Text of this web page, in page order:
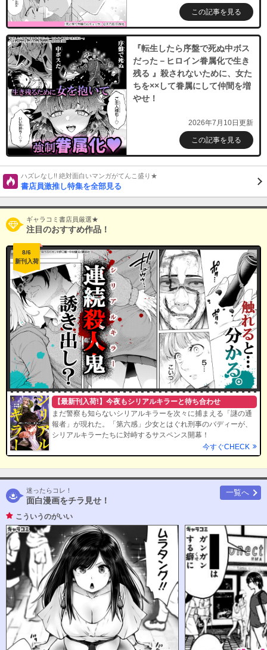
この記事を見る
『転生したら序盤で死ぬ中ボス
だった－ヒロイン眷属化で生き
残る 』殺されないために、女た
ちを××して眷属にして仲間を増
やせ！
2026年7月10日更新
この記事を見る
ハズレなし!! 絶対面白いマンガがてんこ盛り★
書店員激推し特集を全部見る
ギャラコミ書店員厳選★
注目のおすすめ作品！
8/6
新刊入荷
【最新刊入荷!】今夜もシリアルキラーと待ち合わせ
まだ警察も知らないシリアルキラーを次々に捕まえる「謎の通
報者」が現れた。「第六感」少女とはぐれ刑事のバディーが、
シリアルキラーたちに対峙するサスペンス開幕！
今すぐCHECK
迷ったらコレ！
面白漫画をチラ見せ！
一覧へ
こういうのがいい